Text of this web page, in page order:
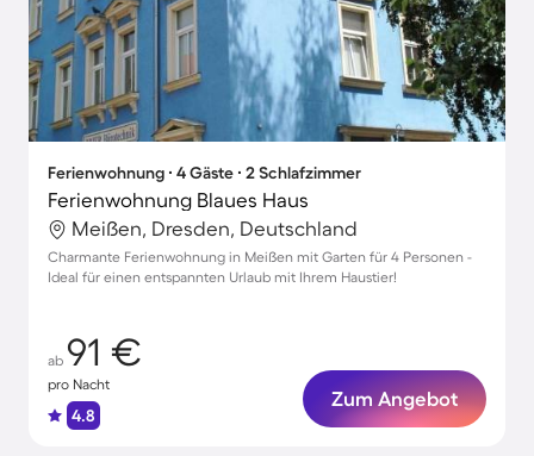
Ferienwohnung ∙ 4 Gäste ∙ 2 Schlafzimmer
Ferienwohnung Blaues Haus
Meißen, Dresden, Deutschland
Charmante Ferienwohnung in Meißen mit Garten für 4 Personen -
Ideal für einen entspannten Urlaub mit Ihrem Haustier!
ab 91 €
pro Nacht
4.8
Zum Angebot